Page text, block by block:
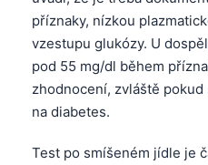
příznaky, nízkou
vzestupu glukózy. U
pod 55 mg/dl během
zhodnocení, zvláště
na diabetes.
Test po smíšeném jídle je